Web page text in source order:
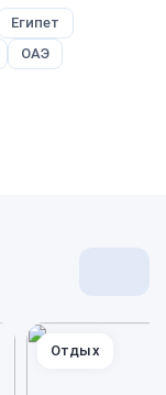
Египет
ОАЭ
Отдых